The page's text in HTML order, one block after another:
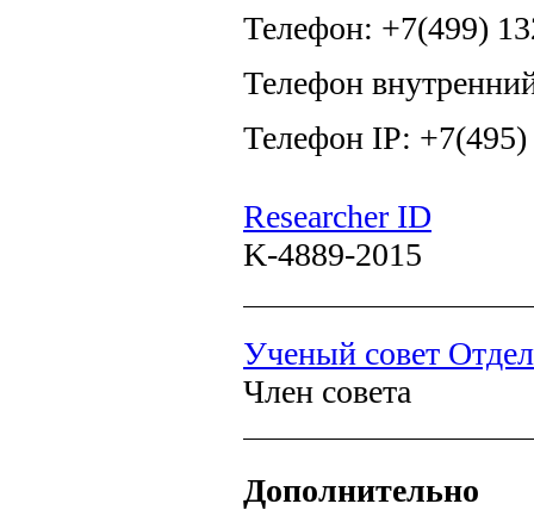
Телефон: +7(499)
Телефон
Телефон IP:
Researcher ID
K-4889-2015
Ученый совет
Член совета
Дополнительно